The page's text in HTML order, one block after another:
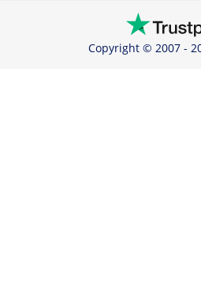
Copyright © 2007 -